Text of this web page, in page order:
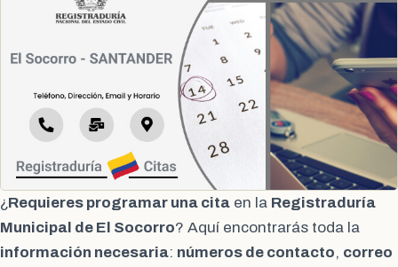
¿Requieres programar una cita en la Registraduría
Municipal de El Socorro? Aquí encontrarás toda la
información necesaria: números de contacto, correo